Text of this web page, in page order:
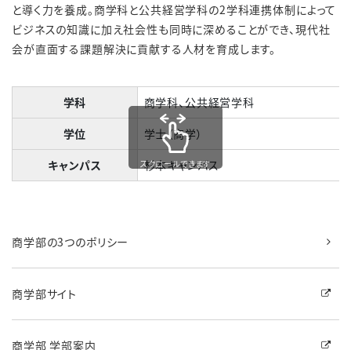
と導く力を養成。商学科と公共経営学科の2学科連携体制によって
ビジネスの知識に加え社会性も同時に深めることができ、現代社
会が直面する課題解決に貢献する人材を育成します。
学科
商学科、公共経営学科
学位
学士（商学）
キャンパス
杉本キャンパス
スクロールできます
商学部の3つのポリシー
商学部サイト
商学部 学部案内